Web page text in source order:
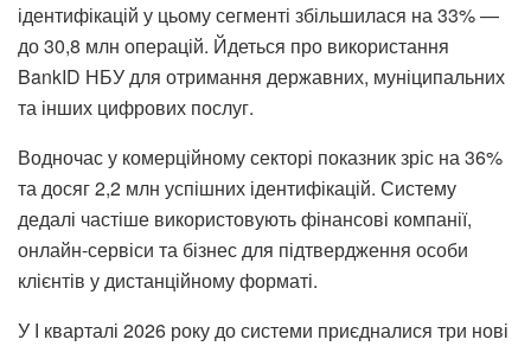
ідентифікацій у цьому сегменті збільшилася на 33% —
до 30,8 млн операцій. Йдеться про використання
BankID НБУ для отримання державних, муніципальних
та інших цифрових послуг.
Водночас у комерційному секторі показник зріс на 36%
та досяг 2,2 млн успішних ідентифікацій. Систему
дедалі частіше використовують фінансові компанії,
онлайн-сервіси та бізнес для підтвердження особи
клієнтів у дистанційному форматі.
У І кварталі 2026 року до системи приєдналися три нові